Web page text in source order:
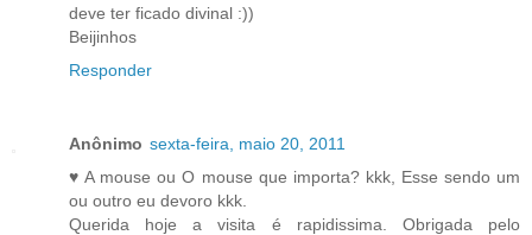
deve ter ficado divinal :))
Beijinhos
Responder
Anônimo sexta-feira, maio 20, 2011
♥ A mouse ou O mouse que importa? kkk, Esse sendo um
ou outro eu devoro kkk.
Querida hoje a visita é rapidissima. Obrigada pelo